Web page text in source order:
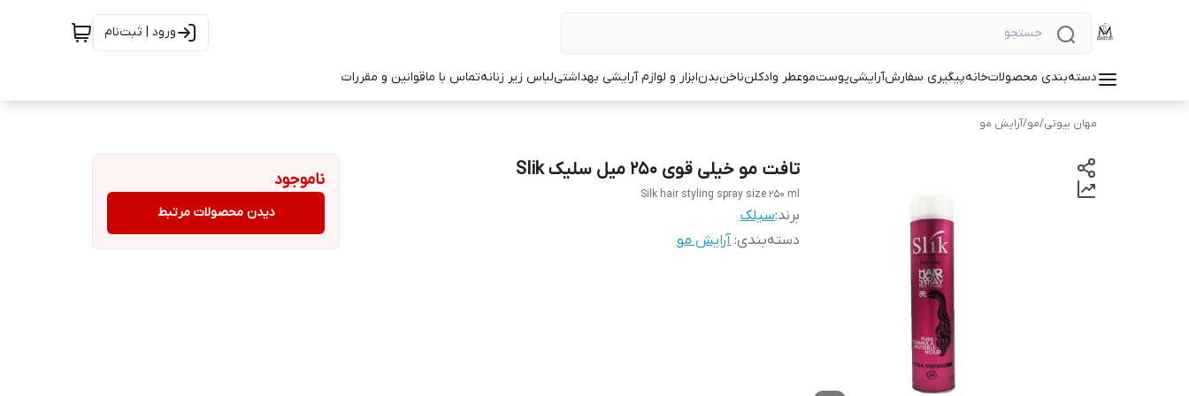
ورود | ثبت‌نام
دسته‌بندی محصولاتخانهپیگیری سفارشآرایشیپوستموعطر وادکلنناخنبدنابزار و لوازم آرایشی بهداشتیلباس زیر زنانهتماس با ماقوانین و مقررات
مهان بیوتی/مو/آرایش مو
تافت مو خیلی قوی 250 میل سلیک Slik
Silk hair styling spray size 250 ml
برند:سیلک
دسته‌بندی: آرایش مو
ناموجود
دیدن محصولات مرتبط